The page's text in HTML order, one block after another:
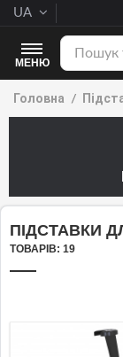
UA
МЕНЮ
Головна
ПІДСТАВКИ
ТОВАРІВ: 19